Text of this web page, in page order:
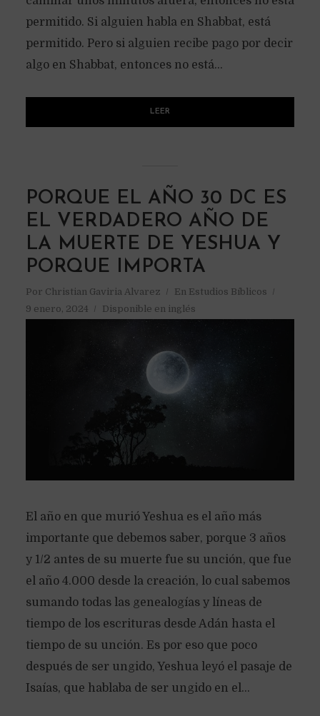
permitido. Si alguien habla en Shabbat, está
permitido. Pero si alguien recibe pago por decir
algo en Shabbat, entonces no está...
LEER
PORQUE EL AÑO 30 DC ES
EL VERDADERO AÑO DE
LA MUERTE DE YESHUA Y
PORQUE IMPORTA
Por Christian Gaviria Alvarez En Estudios Bíblicos
9 enero, 2024
Disponible en inglés
El año en que murió Yeshua es el año más
importante que debemos saber, porque 3 años
y 1/2 antes de su muerte fue su unción, que fue
el año 4.000 desde la creación, lo cual sabemos
sumando todas las genealogías y líneas de
tiempo de los escrituras desde Adán hasta el
tiempo de su unción. Es por eso que poco
después de ser ungido, Yeshua leyó el pasaje de
Isaías, que hablaba de ser ungido en el...